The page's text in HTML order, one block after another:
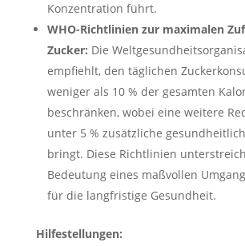
Konzentration führt.
WHO-Richtlinien zur maximalen
Zucker: Die
empfiehlt, den täglichen
weniger als 10 % der gesamten
beschränken, wobei eine weitere
unter 5 % zusätzliche
bringt. Diese Richtlinien
Bedeutung eines maßvollen
für die langfristige Gesundheit.
Hilfestellungen: